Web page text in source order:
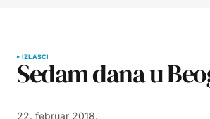
IZLASCI
Sedam dana u
22. februar 2018.